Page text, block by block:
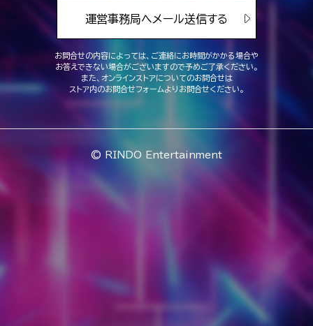
運営事務局へメール送信する
お問合せの内容によっては、ご連絡にお時間がかかる場合や
お答えできない場合がございますので予めご了承ください。
また、オンラインストアについてのお問合せは
ストア内のお問合せフォームよりお問合せください。
© RINDO Entertainment